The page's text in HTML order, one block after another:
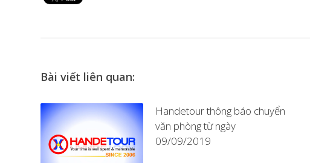
Bài viết liên quan:
Handetour thông báo chuyển
văn phòng từ ngày
09/09/2019